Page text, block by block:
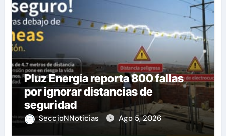
Pluz Energía reporta 800 fallas
por ignorar distancias de
seguridad
SeccioNNoticias Ago 5, 2026